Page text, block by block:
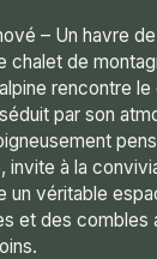
– Un havre
de
rencontre
par son
invite à la
un véritable
et des combles